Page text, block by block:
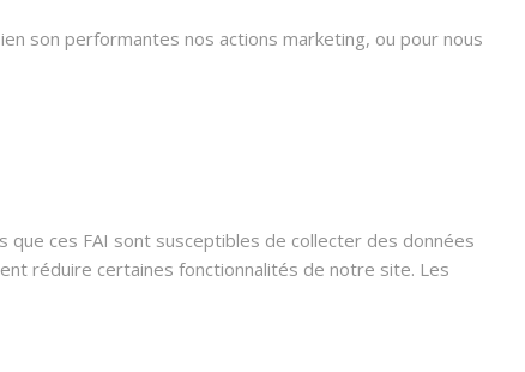
son performantes nos actions marketing, ou pour nous
ces FAI sont susceptibles de collecter des données
réduire certaines fonctionnalités de notre site. Les